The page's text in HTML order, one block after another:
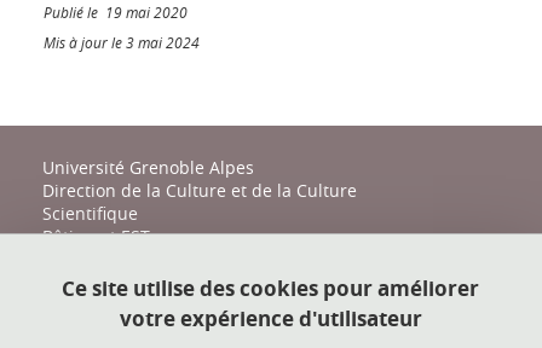
Publié le 19 mai 2020
Mis à jour le 3 mai 2024
Université Grenoble Alpes
Direction de la Culture et de la Culture
Scientifique
Bâtiment EST
38400 Saint-Martin-d'Hères
action-culturelle@univ-grenoble-alpes.fr
Ce site utilise des cookies pour améliorer
votre expérience d'utilisateur